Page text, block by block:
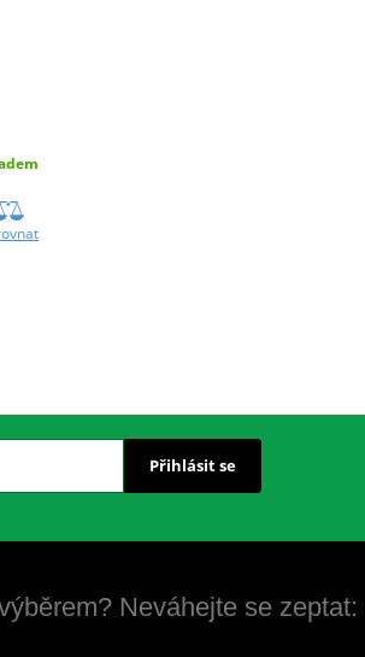
Přihlásit se
Neváhejte se zeptat: